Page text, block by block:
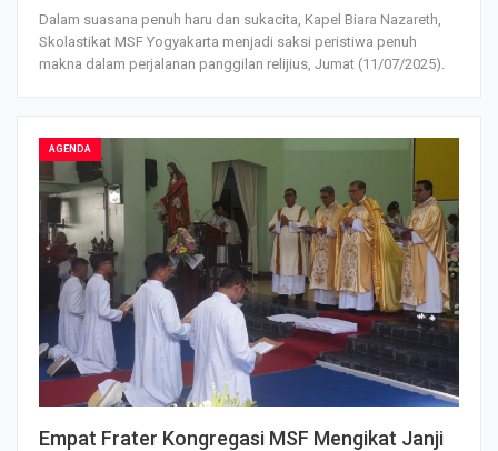
Dalam suasana penuh haru dan sukacita, Kapel Biara Nazareth,
Skolastikat MSF Yogyakarta menjadi saksi peristiwa penuh
makna dalam perjalanan panggilan relijius, Jumat (11/07/2025).
AGENDA
Empat Frater Kongregasi MSF Mengikat Janji